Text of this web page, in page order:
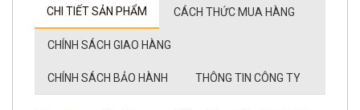
CHI TIẾT SẢN PHẨM CÁCH THỨC MUA HÀNG
CHÍNH SÁCH GIAO HÀNG
CHÍNH SÁCH BẢO HÀNH THÔNG TIN CÔNG TY